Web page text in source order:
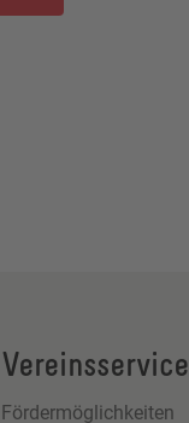
Vereinsservice
Fördermöglichkeiten